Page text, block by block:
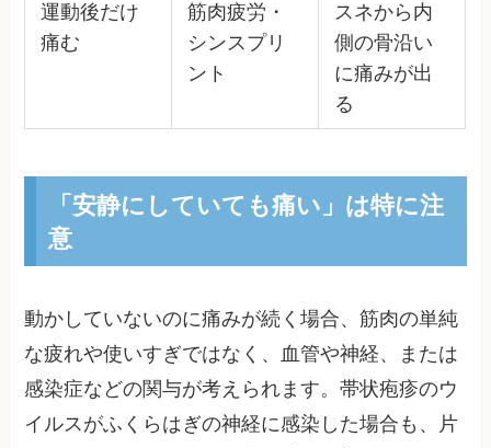
運動後だけ
痛む
筋肉疲労・
シンスプリ
ント
スネから内
側の骨沿い
に痛みが出
る
「安静にしていても痛い」は特に注
意
動かしていないのに痛みが続く場合、筋肉の単純
な疲れや使いすぎではなく、血管や神経、または
感染症などの関与が考えられます。帯状疱疹のウ
イルスがふくらはぎの神経に感染した場合も、片